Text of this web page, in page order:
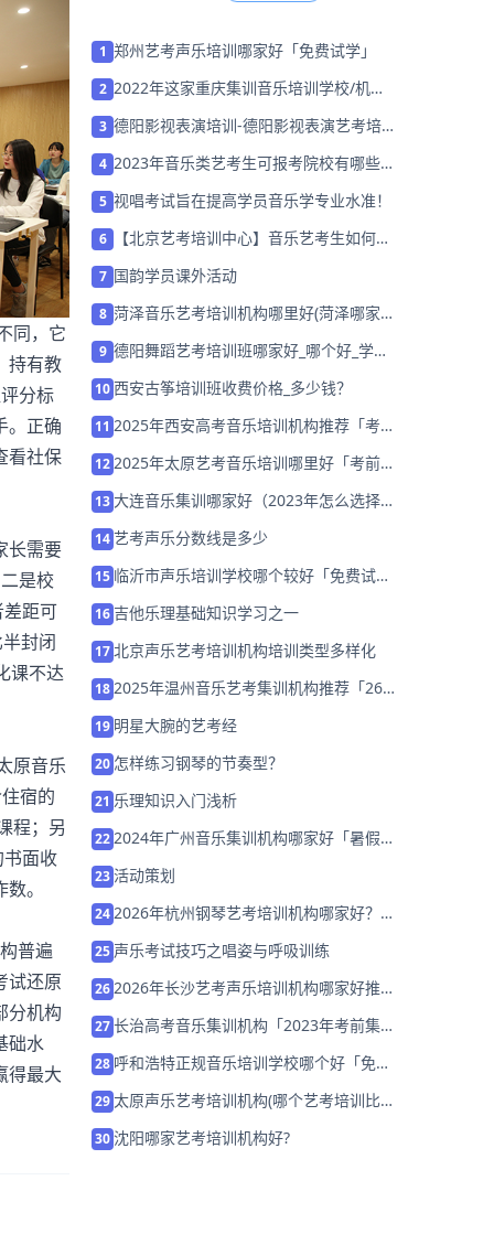
同，它
持有教
分标
。正确
看社保
长需要
是校
距可
封闭
课不达
原音乐
宿的
程；另
面收
。
普遍
试还原
分机构
础水
得最大
1 郑州艺考声乐培训哪家好「免费试学」
2 2022年这家重庆集训音乐培训学校/机构
3 德阳影视表演培训-德阳影视表演艺考培训
4 2023年音乐类艺考生可报考院校有哪些学
5 视唱考试旨在提高学员音乐学专业水准！
6
【北京艺考培训中心】音乐艺考生如何备
7 国韵学员课外活动
8 菏泽音乐艺考培训机构哪里好(菏泽哪家音
9 德阳舞蹈艺考培训班哪家好_哪个好_学费
10西安古筝培训班收费价格_多少钱？
11 2025年西安高考音乐培训机构推荐「考前
122025年太原艺考音乐培训哪里好「考前集
13大连音乐集训哪家好（2023年怎么选择机
14艺考声乐分数线是多少
15 临沂市声乐培训学校哪个较好「免费试
16 吉他乐理基础知识学习之一
17北京声乐艺考培训机构培训类型多样化
182025年温州音乐艺考集训机构推荐「26
19 明星大腕的艺考经
20 怎样练习钢琴的节奏型？
21 乐理知识入门浅析
222024年广州音乐集训机构哪家好「暑假集
23活动策划
242026年杭州钢琴艺考培训机构哪家好？家
25 声乐考试技巧之唱姿与呼吸训练
262026年长沙艺考声乐培训机构哪家好推荐
27长治高考音乐集训机构「2023年考前集训
28 呼和浩特正规音乐培训学校哪个好「免费
29太原声乐艺考培训机构(哪个艺考培训比较
30沈阳哪家艺考培训机构好?